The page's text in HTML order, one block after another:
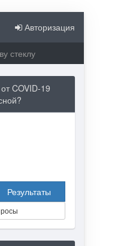
Авторизация
стеклу
COVID-19
Результаты